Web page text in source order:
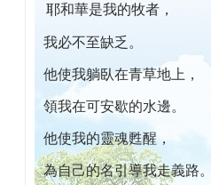
耶和華是我的牧者，
我必不至缺乏。
他使我躺臥在青草地上，
領我在可安歇的水邊。
他使我的靈魂甦醒，
為自己的名引導我走義路。
開幕迄今已篩檢出1700位乳癌